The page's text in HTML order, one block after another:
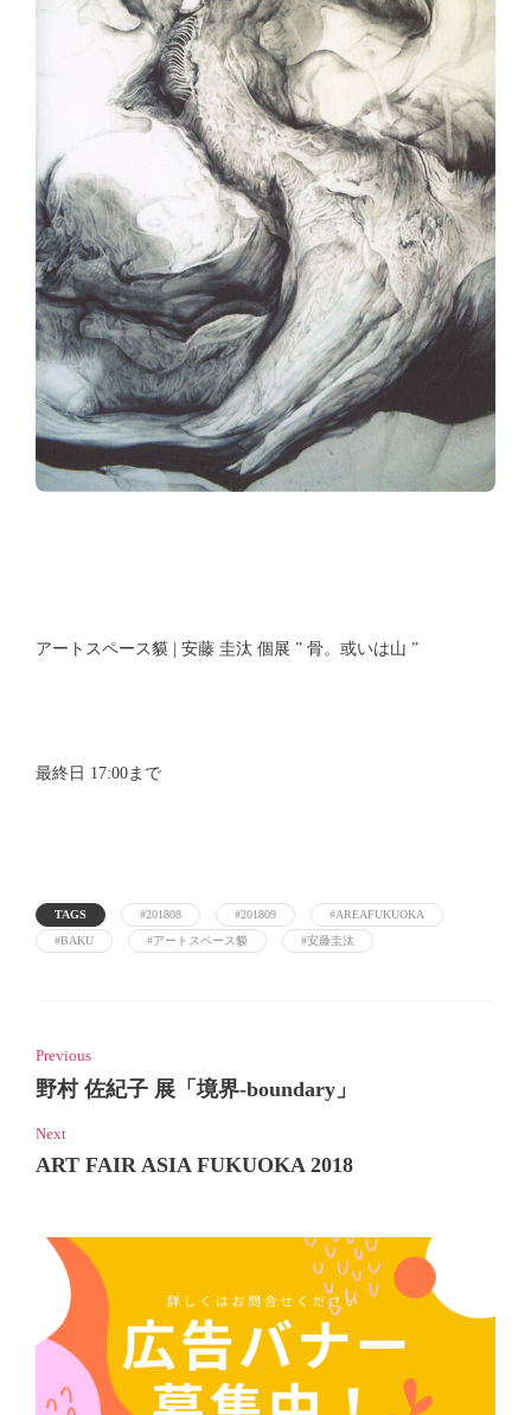
アートスペース貘 | 安藤 圭汰 個展 ” 骨。或いは山 ”
最終日 17:00まで
TAGS #201808 #201809
#AREAFUKUOKA
#BAKU
#アートスペース貘 #安藤圭汰
Previous
野村 佐紀子 展「境界-boundary」
Next
ART FAIR ASIA FUKUOKA 2018